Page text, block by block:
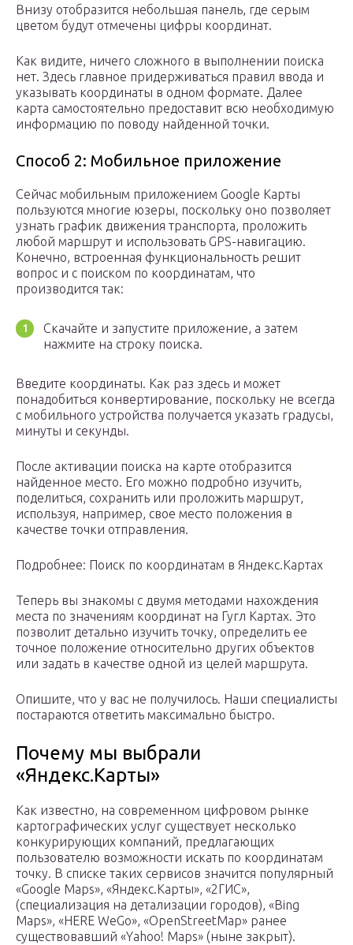
Внизу отобразится небольшая панель, где серым
цветом будут отмечены цифры координат.
Как видите, ничего сложного в выполнении поиска
нет. Здесь главное придерживаться правил ввода и
указывать координаты в одном формате. Далее
карта самостоятельно предоставит всю необходимую
информацию по поводу найденной точки.
Способ 2: Мобильное приложение
Сейчас мобильным приложением Google Карты
пользуются многие юзеры, поскольку оно позволяет
узнать график движения транспорта, проложить
любой маршрут и использовать GPS-навигацию.
Конечно, встроенная функциональность решит
вопрос и с поиском по координатам, что
производится так:
Скачайте и запустите приложение, а затем
нажмите на строку поиска.
Введите координаты. Как раз здесь и может
понадобиться конвертирование, поскольку не всегда
с мобильного устройства получается указать градусы,
минуты и секунды.
После активации поиска на карте отобразится
найденное место. Его можно подробно изучить,
поделиться, сохранить или проложить маршрут,
используя, например, свое место положения в
качестве точки отправления.
Подробнее: Поиск по координатам в Яндекс.Картах
Теперь вы знакомы с двумя методами нахождения
места по значениям координат на Гугл Картах. Это
позволит детально изучить точку, определить ее
точное положение относительно других объектов
или задать в качестве одной из целей маршрута.
Опишите, что у вас не получилось. Наши специалисты
постараются ответить максимально быстро.
Почему мы выбрали
«Яндекс.Карты»
Как известно, на современном цифровом рынке
картографических услуг существует несколько
конкурирующих компаний, предлагающих
пользователю возможности искать по координатам
точку. В списке таких сервисов значится популярный
«Google Maps», «Яндекс.Карты», «2ГИС»,
(специализация на детализации городов), «Bing
Maps», «HERE WeGo», «OpenStreetMap» ранее
существовавший «Yahoo! Maps» (ныне закрыт).